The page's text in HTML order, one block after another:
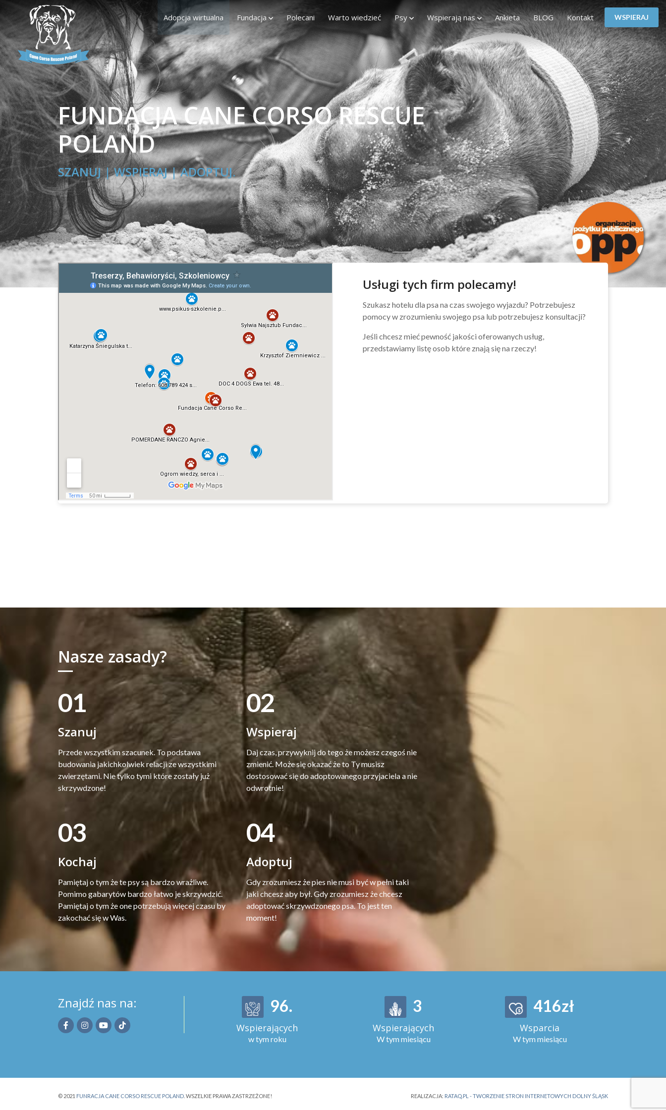
Adopcja wirtualna Fundacja Polecani Warto wiedzieć Psy Wspierają nas Ankieta BLOG Kontakt WSPIERAJ
FUNDACJA CANE CORSO RESCUE
POLAND
SZANUJ | WSPIERAJ | ADOPTUJ.
Usługi tych firm polecamy!
Szukasz hotelu dla psa na czas swojego wyjazdu? Potrzebujesz
pomocy w zrozumieniu swojego psa lub potrzebujesz konsultacji?
Jeśli chcesz mieć pewność jakości oferowanych usług,
przedstawiamy listę osob które znają się na rzeczy!
Nasze zasady?
01
Szanuj
Przede wszystkim szacunek. To podstawa
budowania jakichkolwiek relacji ze wszystkimi
zwierzętami. Nie tylko tymi które zostały już
skrzywdzone!
02
Wspieraj
Daj czas, przywyknij do tego że możesz czegoś nie
zmienić. Może się okazać że to Ty musisz
dostosować się do adoptowanego przyjaciela a nie
odwrotnie!
03
Kochaj
Pamiętaj o tym że te psy są bardzo wrażliwe.
Pomimo gabarytów bardzo łatwo je skrzywdzić.
Pamiętaj o tym że one potrzebują więcej czasu by
zakochać się w Was.
04
Adoptuj
Gdy zrozumiesz że pies nie musi być w pełni taki
jaki chcesz aby był. Gdy zrozumiesz że chcesz
adoptować skrzywdzonego psa. To jest ten
moment!
123
Wspierających
w tym roku
4
Wspierających
W tym miesiącu
534zł
Wsparcia
W tym miesiącu
Znajdź nas na:
© 2021 FUNRACJA CANE CORSO RESCUE POLAND . WSZELKIE PRAWA ZASTRZEŻONE! REALIZACJA: RATAQ.PL - TWORZENIE STRON INTERNETOWYCH DOLNY ŚLĄSK